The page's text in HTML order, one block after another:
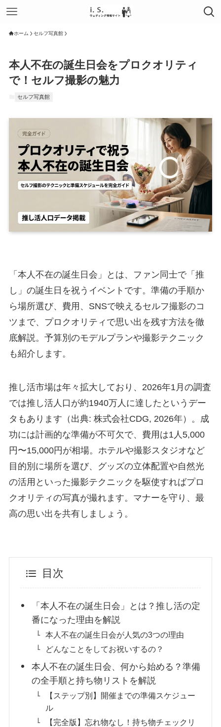
ホーム セルフ写真館
本人不在の誕生日会をプロクオリティ
で！セルフ撮影の魅力
セルフ写真館
「本人不在の誕生日会」とは、ファン同士で「推
し」の誕生日を祝うイベントです。準備の手順か
ら場所選び、費用、SNSで映えるセルフ撮影のコ
ツまで、プロクオリティで思い出を残す方法を徹
底解説。予算別のモデルプランや撮影テクニック
も紹介します。
推し活市場は年々拡大しており、2026年1月の調査
では推し活人口が約1940万人に達したというデー
タもあります（出典: 株式会社CDG, 2026年）。成
功には計画的な準備が不可欠で、費用は1人5,000
円〜15,000円が相場。ホテルや撮影スタジオなど
目的別に場所を選び、グッズの立体配置や自然光
の活用といった撮影テクニックを駆使すればプロ
クオリティの写真が撮れます。マナーを守り、最
高の思い出を共有しましょう。
目次
「本人不在の誕生日会」とは？推し活の定
番になった理由を解説
本人不在の誕生日会が人気の3つの理由
どんなことをしてお祝いするの？
本人不在の誕生日会、何から始める？準備
の全手順と持ち物リストを解説
【ステップ別】開催までの準備スケジュー
ル
【完全版】忘れ物なし！持ち物チェックリ